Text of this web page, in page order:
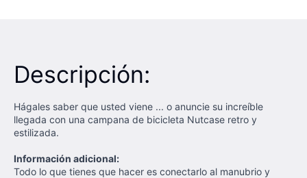
Descripción:
Hágales saber que usted viene ... o anuncie su increíble
llegada con una campana de bicicleta Nutcase retro y
estilizada.
Información adicional:
Todo lo que tienes que hacer es conectarlo al manubrio y